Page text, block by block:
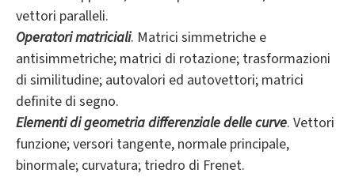
vettori paralleli.
Operatori matriciali. Matrici simmetriche e
antisimmetriche; matrici di rotazione; trasformazioni
di similitudine; autovalori ed autovettori; matrici
definite di segno.
Elementi di geometria differenziale delle curve. Vettori
funzione; versori tangente, normale principale,
binormale; curvatura; triedro di Frenet.